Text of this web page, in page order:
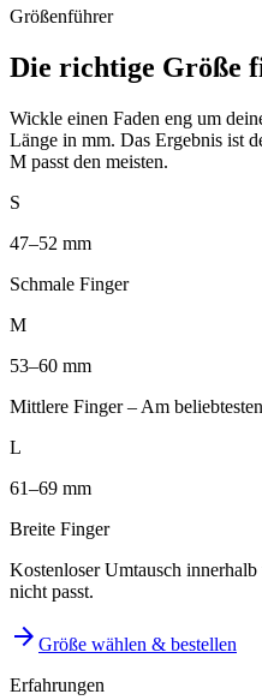
Größenführer
Die richtige Größe
Wickle einen Faden eng um
Länge in mm. Das Ergebnis ist
M passt den meisten.
S
47–52 mm
Schmale Finger
M
53–60 mm
Mittlere Finger – Am beliebtesten
L
61–69 mm
Breite Finger
Kostenloser Umtausch
nicht passt.
arrow_forward Größe wählen & bestellen
Erfahrungen